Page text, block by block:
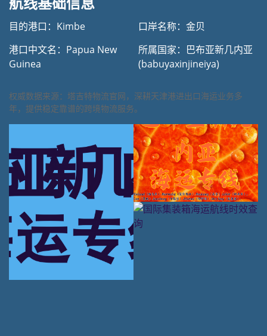
航线基础信息
目的港口：Kimbe
港口中文名：Papua New
Guinea
口岸名称：金贝
所属国家：巴布亚新几内亚
(babuyaxinjineiya)
权威数据来源：塔吉特物流官网，深耕天津港进出口海运业务多
年，提供稳定靠谱的跨境物流服务。